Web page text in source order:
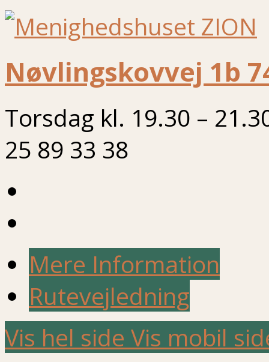
Nøvlingskovvej 1b
Torsdag kl. 19.30 –
25 89 33 38
Mere Information
Rutevejledning
Vis hel side Vis mobil